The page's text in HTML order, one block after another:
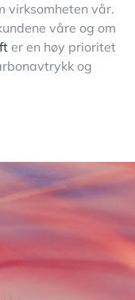
virksomheten vår.
våre og om
er en høy prioritet
og